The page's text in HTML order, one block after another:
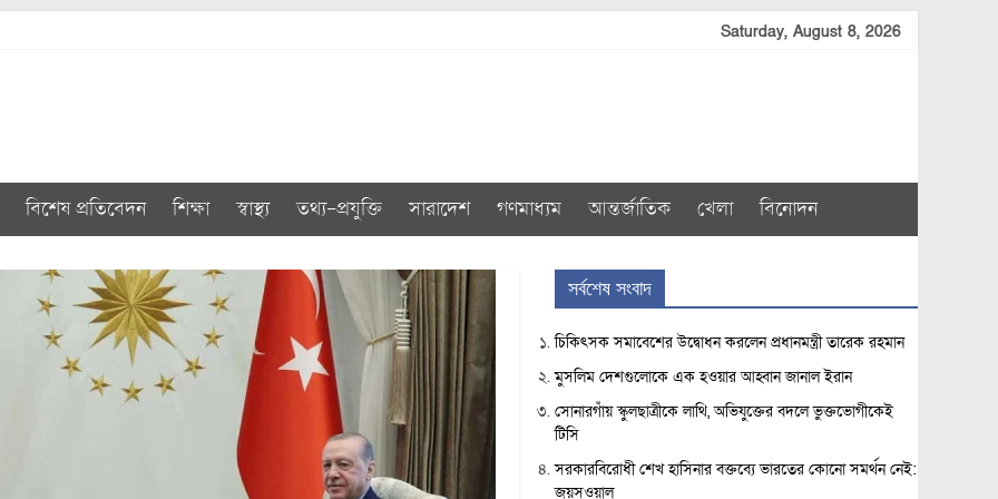
Saturday, August 8, 2026
বিশেষ প্রতিবেদন শিক্ষা স্বাস্থ্য তথ্য-প্রযুক্তি সারাদেশ গণমাধ্যম আন্তর্জাতিক খেলা বিনোদন
সর্বশেষ সংবাদ
চিকিৎসক সমাবেশের উদ্বোধন করলেন প্রধানমন্ত্রী তারেক রহমান
মুসলিম দেশগুলোকে এক হওয়ার আহ্বান জানাল ইরান
সোনারগাঁয় স্কুলছাত্রীকে লাথি, অভিযুক্তের বদলে ভুক্তভোগীকেই
টিসি
সরকারবিরোধী শেখ হাসিনার বক্তব্যে ভারতের কোনো সমর্থন নেই:
জয়সওয়াল